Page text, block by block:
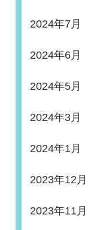
2024年7月
2024年6月
2024年5月
2024年3月
2024年1月
2023年12月
2023年11月